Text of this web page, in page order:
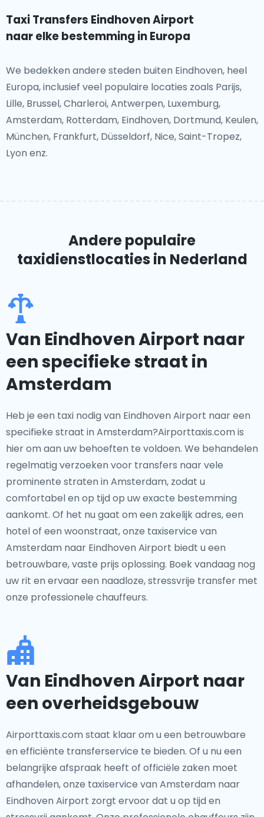
Taxi Transfers Eindhoven Airport
naar elke bestemming in Europa
We bedekken andere steden buiten Eindhoven, heel
Europa, inclusief veel populaire locaties zoals Parijs,
Lille, Brussel, Charleroi, Antwerpen, Luxemburg,
Amsterdam, Rotterdam, Eindhoven, Dortmund, Keulen,
München, Frankfurt, Düsseldorf, Nice, Saint-Tropez,
Lyon enz.
Andere populaire
taxidienstlocaties in Nederland
Van Eindhoven Airport naar
een specifieke straat in
Amsterdam
Heb je een taxi nodig van Eindhoven Airport naar een
specifieke straat in Amsterdam?Airporttaxis.com is
hier om aan uw behoeften te voldoen. We behandelen
regelmatig verzoeken voor transfers naar vele
prominente straten in Amsterdam, zodat u
comfortabel en op tijd op uw exacte bestemming
aankomt. Of het nu gaat om een zakelijk adres, een
hotel of een woonstraat, onze taxiservice van
Amsterdam naar Eindhoven Airport biedt u een
betrouwbare, vaste prijs oplossing. Boek vandaag nog
uw rit en ervaar een naadloze, stressvrije transfer met
onze professionele chauffeurs.
Van Eindhoven Airport naar
een overheidsgebouw
Airporttaxis.com staat klaar om u een betrouwbare
en efficiënte transferservice te bieden. Of u nu een
belangrijke afspraak heeft of officiële zaken moet
afhandelen, onze taxiservice van Amsterdam naar
Eindhoven Airport zorgt ervoor dat u op tijd en